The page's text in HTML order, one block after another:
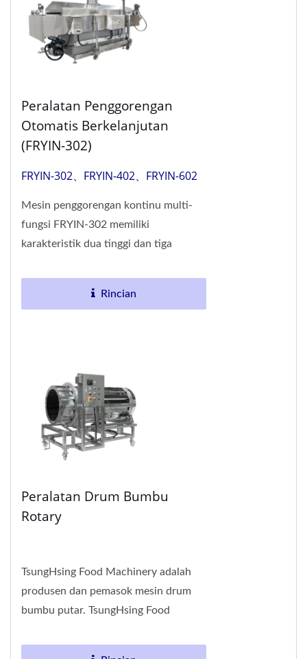
Peralatan Penggorengan
Otomatis Berkelanjutan
(FRYIN-302)
FRYIN-302、FRYIN-402、FRYIN-602
Mesin penggorengan kontinu multi-
fungsi FRYIN-302 memiliki
karakteristik dua tinggi dan tiga
paten desain penemuan di Jerman,...
Rincian
Peralatan Drum Bumbu
Rotary
TsungHsing Food Machinery adalah
produsen dan pemasok mesin drum
bumbu putar. TsungHsing Food
peralatan bumbu kontinu. Dengan...